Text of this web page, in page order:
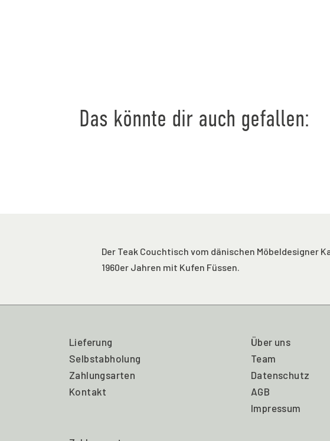
Das könnte dir auch gefallen:
Der Teak Couchtisch vom dänischen Möbeldesigner
1960er Jahren mit Kufen Füssen.
Lieferung
Selbstabholung
Zahlungsarten
Kontakt
Über uns
Team
Datenschutz
AGB
Impressum